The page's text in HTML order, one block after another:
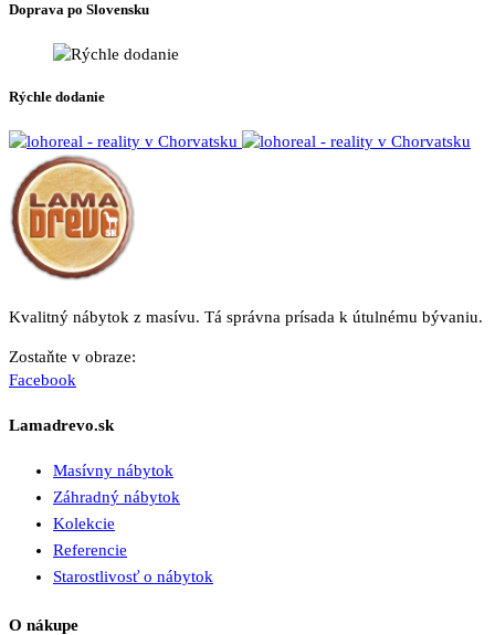
Doprava po Slovensku
Rýchle dodanie
Kvalitný nábytok z masívu. Tá správna prísada k útulnému bývaniu.
Zostaňte v obraze:
Facebook
Lamadrevo.sk
Masívny nábytok
Záhradný nábytok
Kolekcie
Referencie
Starostlivosť o nábytok
O nákupe